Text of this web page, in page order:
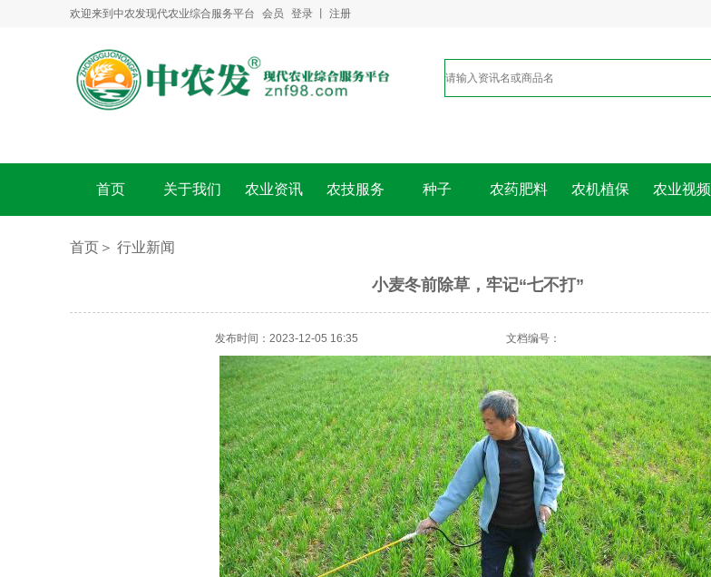
欢迎来到中农发现代农业综合服务平台 会员 登录 注册
首页 关于我们 农业资讯 农技服务 种子 农药肥料 农机植保 农业视频
首页＞ 行业新闻
小麦冬前除草，牢记“七不打”
发布时间：2023-12-05 16:35 文档编号：